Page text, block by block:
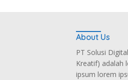
About Us
PT Solusi
Kreatif) adalah
ipsum lorem